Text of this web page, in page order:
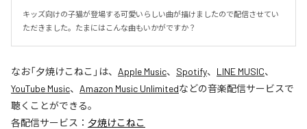
キッズ向けの子猫が登場する可愛いらしい曲が描けましたので配信させてい
ただきました。たまにはこんな曲もいかがですか？
なお「夕焼けこねこ 」は、 Apple Music、 Spotify、 LINE MUSIC、
YouTube Music、 Amazon Music Unlimitedなどの音楽配信サービスで
聴くことができる。
各配信サービス： 夕焼けこねこ